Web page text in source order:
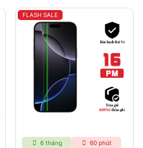
FLASH SALE
6 tháng 60 phút